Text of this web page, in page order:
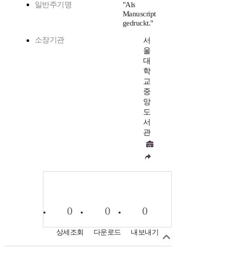
일반주기명
"Als
Manuscript
gedruckt."
소장기관
서
울
대
학
교
중
앙
도
서
관
0
상세조회
0
다운로드
0
내보내기